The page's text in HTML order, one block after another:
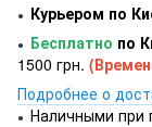
● Курьером по
● Бесплатно по
1500 грн.
Подробнее о
● Наличными при